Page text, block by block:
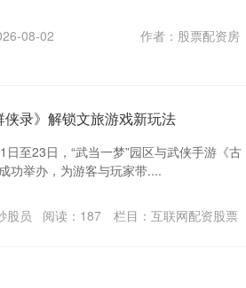
08-02
作者：股票配资房
侠录》解锁文旅游戏新玩法
至23日，“武当一梦”园区与武侠手游《古
功举办，为游客与玩家带....
股员 阅读： 187 栏目： 互联网配资股票